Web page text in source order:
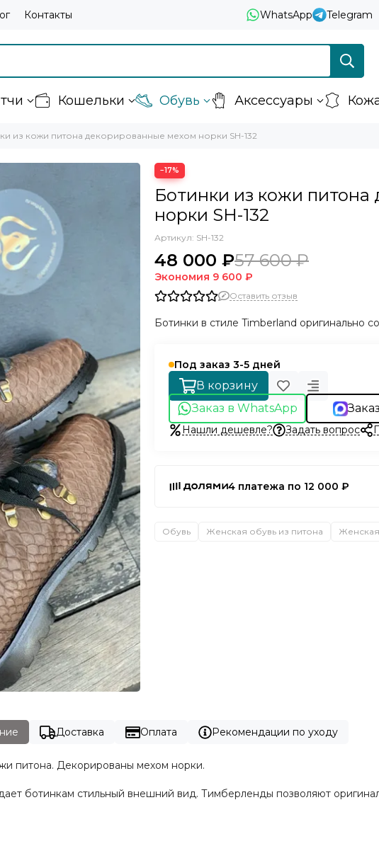
Контакты WhatsApp Telegram
Кошельки Обувь Аксессуары
из кожи питона декорированные мехом норки SH-132
−17%
Ботинки из кожи
норки SH-132
Артикул: SH-132
48 000 ₽57 600 ₽
Экономия 9 600 ₽
Оставить отзыв
Ботинки в стиле Timberland оригинально
Под заказ 3-5 дней
В корзину
Заказ в WhatsApp
Нашли дешевле? Задать вопрос
4 платежа по 12 000 ₽
Обувь Женская обувь из питона
Доставка Оплата Рекомендации по уходу
питона. Декорированы мехом норки.
ботинкам стильный внешний вид. Тимберленды позволяют